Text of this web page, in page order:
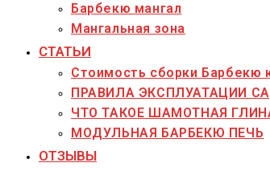
Барбекю мангал
Мангальная зона
СТАТЬИ
Стоимость сборки Барбекю
ПРАВИЛА ЭКСПЛУАТАЦИИ
ЧТО ТАКОЕ ШАМОТНАЯ
МОДУЛЬНАЯ БАРБЕКЮ ПЕЧЬ
ОТЗЫВЫ